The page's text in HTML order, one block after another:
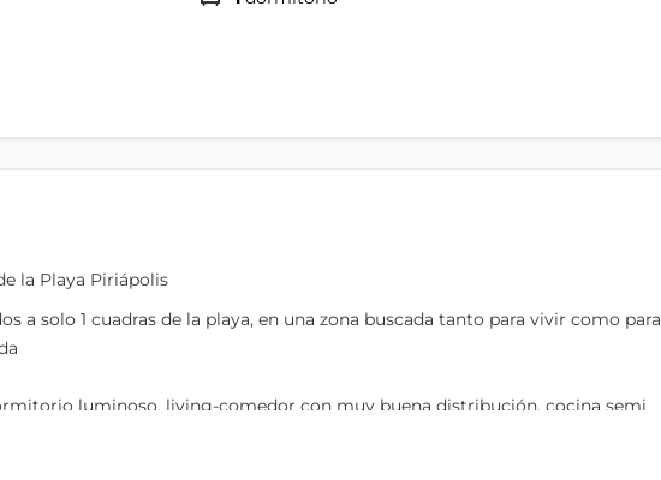
la Playa Piriápolis
a solo 1 cuadras de la playa, en una zona buscada tanto para vivir como para
luminoso, living-comedor con muy buena distribución, cocina semi
Además, dispone de garaje propio